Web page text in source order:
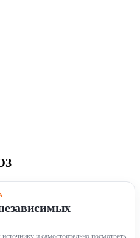
и самостоятельно посмотреть